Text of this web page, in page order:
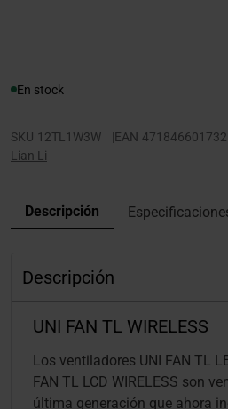
En stock
SKU 12TL1W3W |EAN
Lian Li
Descripción
Descripción
UNI FAN TL WIRELESS
Los ventiladores UNI FAN TL
FAN TL LCD WIRELESS son
última generación que ahora